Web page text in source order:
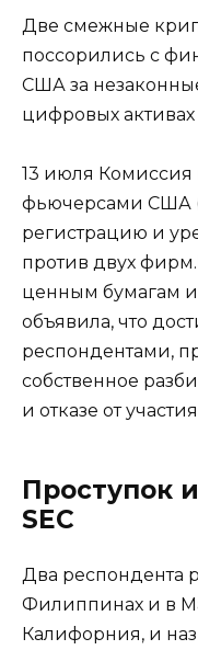
Две смежные
поссорились с
США за
цифровых
13 июля Комиссия
фьючерсами США
регистрацию и
против двух
ценным бумагам
объявила, что
респондентами,
собственное
и отказе от
Проступок
SEC
Два респондента
Филиппинах и в
Калифорния, и